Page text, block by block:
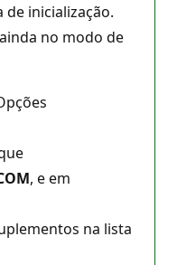
inicialização.
no modo de
, e em
na lista